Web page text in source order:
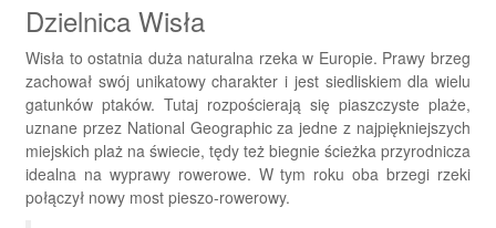
Dzielnica Wisła
Wisła to ostatnia duża naturalna rzeka w Europie. Prawy brzeg
zachował swój unikatowy charakter i jest siedliskiem dla wielu
gatunków ptaków. Tutaj rozpościerają się piaszczyste plaże,
uznane przez National Geographic za jedne z najpiękniejszych
miejskich plaż na świecie, tędy też biegnie ścieżka przyrodnicza
idealna na wyprawy rowerowe. W tym roku oba brzegi rzeki
połączył nowy most pieszo-rowerowy.